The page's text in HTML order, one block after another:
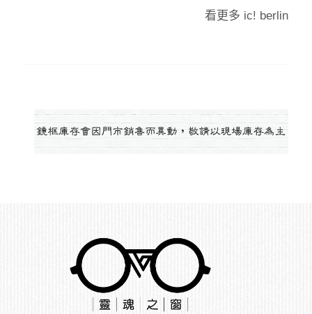
看更多 ic! berlin